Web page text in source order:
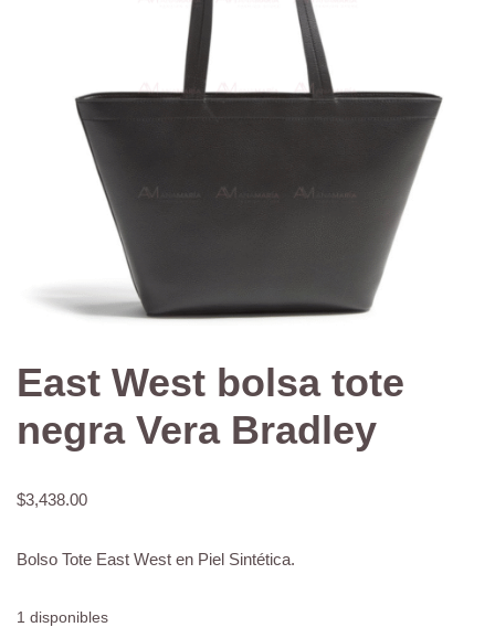
East West bolsa tote
negra Vera Bradley
$3,438.00
Bolso Tote East West en Piel Sintética.
1 disponibles